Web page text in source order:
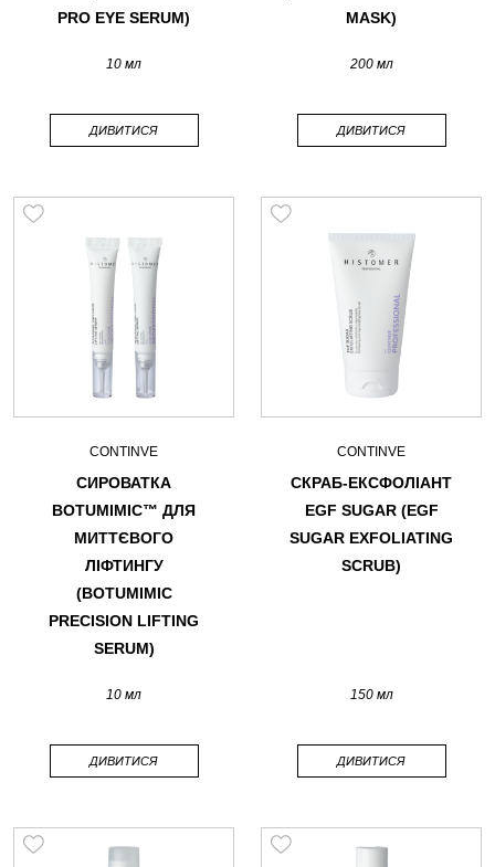
PRO EYE SERUM)
10 мл
ДИВИТИСЯ
MASK)
200 мл
ДИВИТИСЯ
CONTINVE
СИРОВАТКА
BOTUMIMIC™ ДЛЯ
МИТТЄВОГО
ЛІФТИНГУ
(BOTUMIMIC
PRECISION LIFTING
SERUM)
10 мл
ДИВИТИСЯ
CONTINVE
СКРАБ-ЕКСФОЛІАНТ
EGF SUGAR (EGF
SUGAR EXFOLIATING
SCRUB)
150 мл
ДИВИТИСЯ